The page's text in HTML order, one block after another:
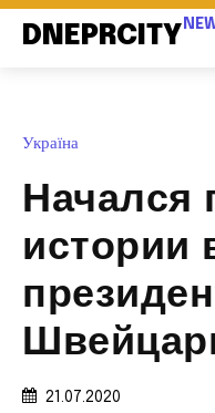
DNEPRCITY
Україна
Начался
истории
21.07.2020